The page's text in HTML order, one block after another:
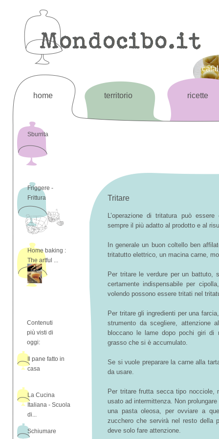
home territorio ricette
Sburrita
Friggere -
Frittura
Home baking :
The artful ...
Contenuti
più visti di
oggi:
Il pane fatto in
casa
La Cucina
Italiana - Scuola
di...
Schiumare
Tritare
L’operazione di tritatura può
sempre il più adatto al prodotto e al
In generale un buon coltello ben
tritatutto elettrico, un macina carne,
Per tritare le verdure per un battuto,
certamente indispensabile per
volendo possono essere tritati nel
Per tritare gli ingredienti per una
strumento da scegliere, attenzione
bloccano le lame dopo pochi giri di
grasso che si è accumulato.
Se si vuole preparare la carne alla
da usare.
Per tritare frutta secca tipo
usato ad intermittenza. Non
una pasta oleosa, per ovviare a
zucchero che servirà nel resto della
deve solo fare attenzione.